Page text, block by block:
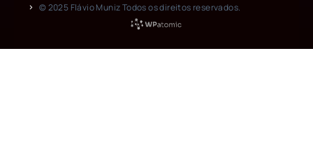
© 2025 Flávio Muniz Todos os direitos reservados.